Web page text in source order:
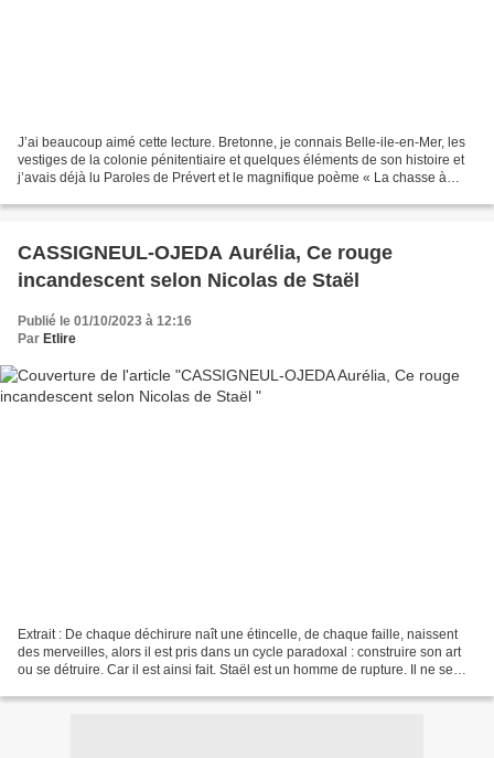
J’ai beaucoup aimé cette lecture. Bretonne, je connais Belle-ile-en-Mer, les
vestiges de la colonie pénitentiaire et quelques éléments de son histoire et
j’avais déjà lu Paroles de Prévert et le magnifique poème « La chasse à
CASSIGNEUL-OJEDA Aurélia, Ce rouge
incandescent selon Nicolas de Staël
Publié le 01/10/2023 à 12:16
Par Etlire
Extrait : De chaque déchirure naît une étincelle, de chaque faille, naissent
des merveilles, alors il est pris dans un cycle paradoxal : construire son art
ou se détruire. Car il est ainsi fait. Staël est un homme de rupture. Il ne se